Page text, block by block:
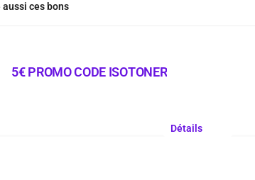
ces bons
5€ PROMO CODE ISOTONER
Détails